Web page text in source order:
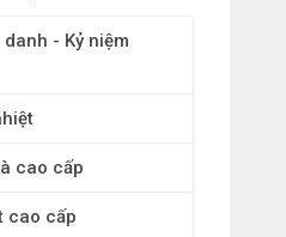
- Kỷ niệm
cao cấp
cao cấp